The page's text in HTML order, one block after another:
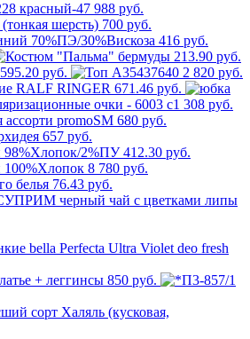
988 руб.
700 руб.
416 руб.
213.90 руб.
595.20 руб.
2 820 руб.
671.46 руб.
308 руб.
680 руб.
657 руб.
412.30 руб.
8 780 руб.
76.43 руб.
850 руб.